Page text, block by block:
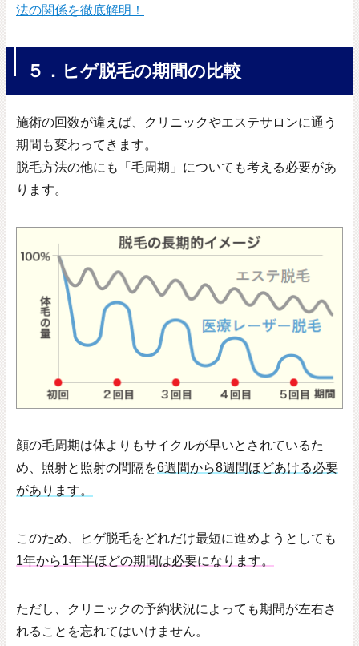
法の関係を徹底解明！
５．ヒゲ脱毛の期間の比較
施術の回数が違えば、クリニックやエステサロンに通う
期間も変わってきます。
脱毛方法の他にも「毛周期」についても考える必要があ
ります。
顔の毛周期は体よりもサイクルが早いとされているた
め、照射と照射の間隔を6週間から8週間ほどあける必要
があります。
このため、ヒゲ脱毛をどれだけ最短に進めようとしても
1年から1年半ほどの期間は必要になります。
ただし、クリニックの予約状況によっても期間が左右さ
れることを忘れてはいけません。